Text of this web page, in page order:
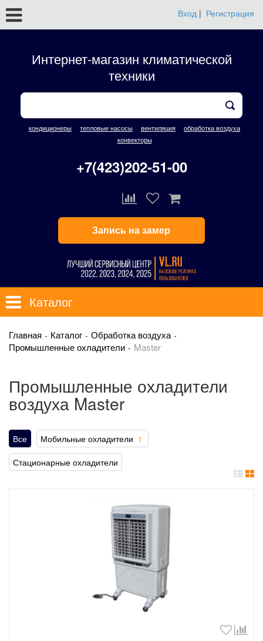
Вход | Регистрация
Интернет-магазин климатической
техники
кондиционеры тепловые насосы вентиляция
обработка воздуха
конвекторы
+7(423)202-51-00
Запись на замер
Каталог
Главная Каталог
Обработка воздуха
Промышленные охладители
Master
Промышленные охладители
воздуха Master
Все Мобильные охладители 1
Стационарные охладители